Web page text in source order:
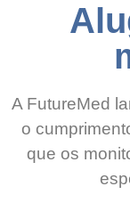
A FutureMed
o
que os